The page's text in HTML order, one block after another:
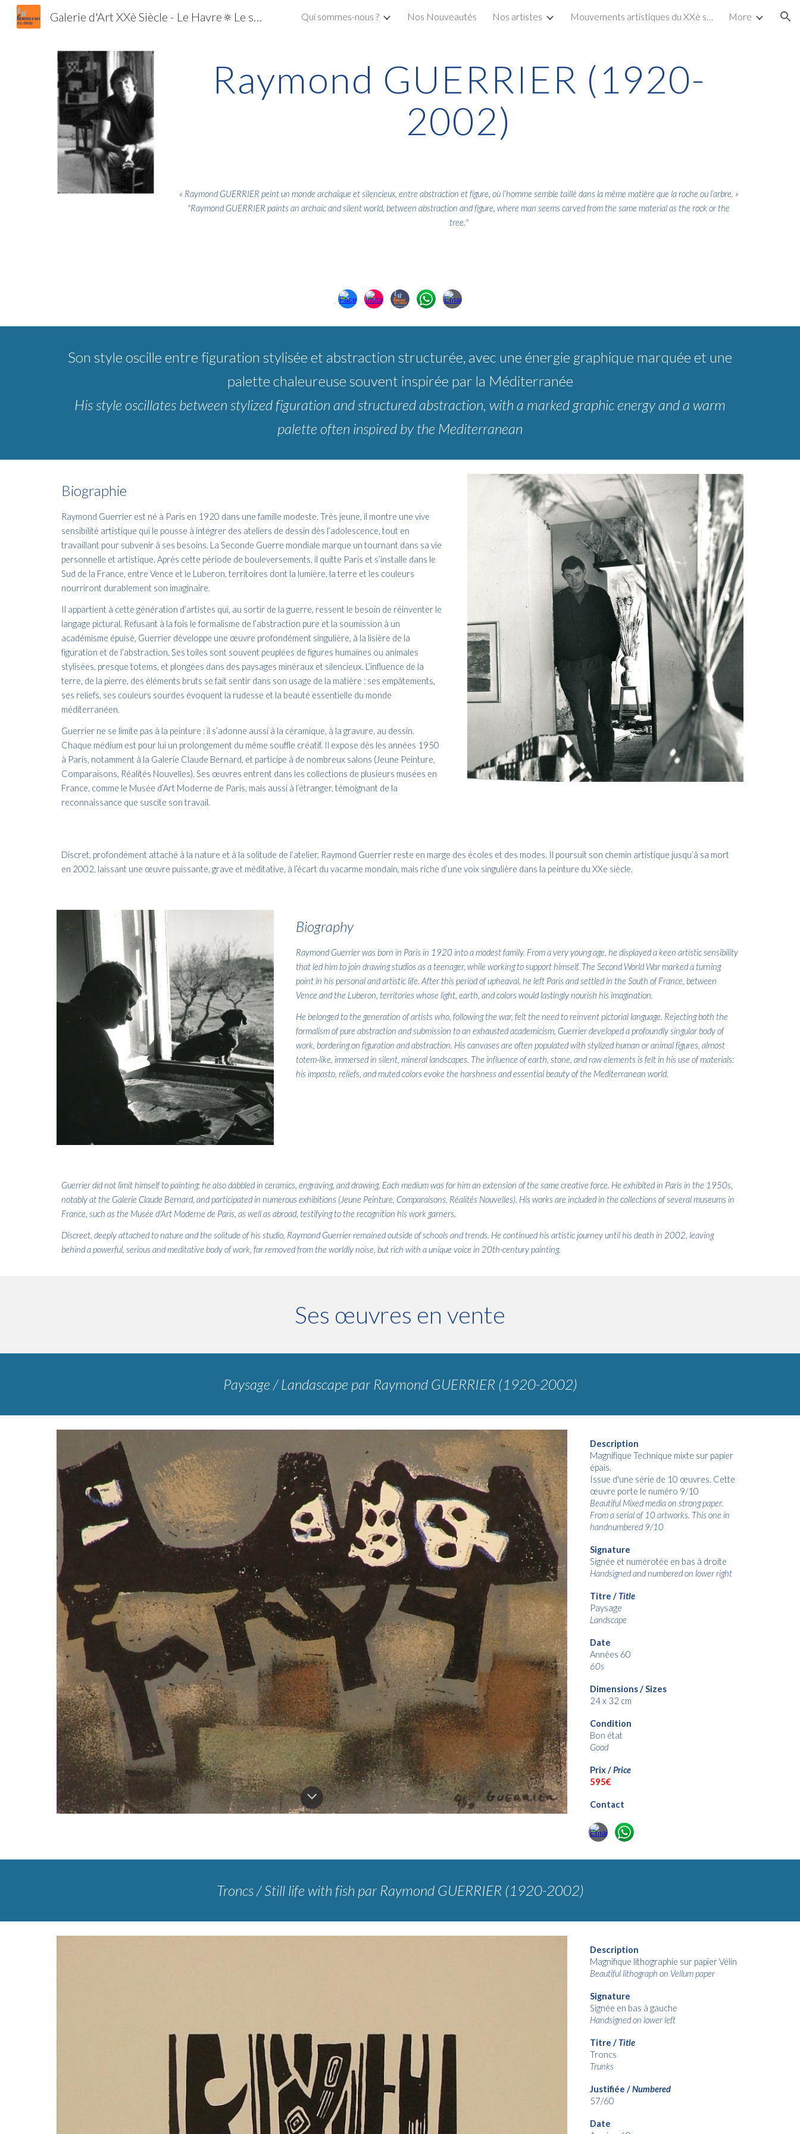
Skip to main content Skip to navigation
Galerie d'Art XXè Siècle - Le Havre🔅Le spécialiste de l'Ecole de Paris et de la Jeune Peinture | Tableaux | Estampes | Lithographies | Gravures Qui sommes-nous ? Nos Nouveautés Nos artistes Mouvements artistiques du XXè siècle More
Raymond GUERRIER (1920-
2002)
« Raymond GUERRIER peint un monde archaïque et silencieux, entre abstraction et figure, où l’homme semble taillé dans la même matière que la roche ou l’arbre. »
"Raymond GUERRIER paints an archaic and silent world, between abstraction and figure, where man seems carved from the same material as the rock or the
tree."
Son style oscille entre figuration stylisée et abstraction structurée, avec une énergie graphique marquée et une
palette chaleureuse souvent inspirée par la Méditerranée
His style oscillates between stylized figuration and structured abstraction, with a marked graphic energy and a warm
palette often inspired by the Mediterranean
Biographie
Raymond Guerrier est né à Paris en 1920 dans une famille modeste. Très jeune, il montre une vive
sensibilité artistique qui le pousse à intégrer des ateliers de dessin dès l’adolescence, tout en
travaillant pour subvenir à ses besoins. La Seconde Guerre mondiale marque un tournant dans sa vie
personnelle et artistique. Après cette période de bouleversements, il quitte Paris et s’installe dans le
Sud de la France, entre Vence et le Luberon, territoires dont la lumière, la terre et les couleurs
nourriront durablement son imaginaire.
Il appartient à cette génération d’artistes qui, au sortir de la guerre, ressent le besoin de réinventer le
langage pictural. Refusant à la fois le formalisme de l’abstraction pure et la soumission à un
académisme épuisé, Guerrier développe une œuvre profondément singulière, à la lisière de la
figuration et de l’abstraction. Ses toiles sont souvent peuplées de figures humaines ou animales
stylisées, presque totems, et plongées dans des paysages minéraux et silencieux. L’influence de la
terre, de la pierre, des éléments bruts se fait sentir dans son usage de la matière : ses empâtements,
ses reliefs, ses couleurs sourdes évoquent la rudesse et la beauté essentielle du monde
méditerranéen.
Guerrier ne se limite pas à la peinture : il s’adonne aussi à la céramique, à la gravure, au dessin.
Chaque médium est pour lui un prolongement du même souffle créatif. Il expose dès les années 1950
à Paris, notamment à la Galerie Claude Bernard, et participe à de nombreux salons (Jeune Peinture,
Comparaisons, Réalités Nouvelles). Ses œuvres entrent dans les collections de plusieurs musées en
France, comme le Musée d’Art Moderne de Paris, mais aussi à l’étranger, témoignant de la
reconnaissance que suscite son travail.
Discret, profondément attaché à la nature et à la solitude de l’atelier, Raymond Guerrier reste en marge des écoles et des modes. Il poursuit son chemin artistique jusqu’à sa mort
en 2002, laissant une œuvre puissante, grave et méditative, à l’écart du vacarme mondain, mais riche d’une voix singulière dans la peinture du XXe siècle.
Biography
Raymond Guerrier was born in Paris in 1920 into a modest family. From a very young age, he displayed a keen artistic sensibility
that led him to join drawing studios as a teenager, while working to support himself. The Second World War marked a turning
point in his personal and artistic life. After this period of upheaval, he left Paris and settled in the South of France, between
Vence and the Luberon, territories whose light, earth, and colors would lastingly nourish his imagination.
He belonged to the generation of artists who, following the war, felt the need to reinvent pictorial language. Rejecting both the
formalism of pure abstraction and submission to an exhausted academicism, Guerrier developed a profoundly singular body of
work, bordering on figuration and abstraction. His canvases are often populated with stylized human or animal figures, almost
totem-like, immersed in silent, mineral landscapes. The influence of earth, stone, and raw elements is felt in his use of materials:
his impasto, reliefs, and muted colors evoke the harshness and essential beauty of the Mediterranean world.
Guerrier did not limit himself to painting: he also dabbled in ceramics, engraving, and drawing. Each medium was for him an extension of the same creative force. He exhibited in Paris in the 1950s,
notably at the Galerie Claude Bernard, and participated in numerous exhibitions (Jeune Peinture, Comparaisons, Réalités Nouvelles). His works are included in the collections of several museums in
France, such as the Musée d'Art Moderne de Paris, as well as abroad, testifying to the recognition his work garners.
Discreet, deeply attached to nature and the solitude of his studio, Raymond Guerrier remained outside of schools and trends. He continued his artistic journey until his death in 2002, leaving
behind a powerful, serious and meditative body of work, far removed from the worldly noise, but rich with a unique voice in 20th-century painting.
Ses œuvres en vente
Paysage / Landascape par Raymond GUERRIER (1920-2002)
Description
Magnifique Technique mixte sur papier
épais.
Issue d'une série de 10 œuvres. Cette
œuvre porte le numéro 9/10
Beautiful Mixed media on strong paper.
From a serial of 10 artworks. This one in
handnumbered 9/10
Signature
Signée et numérotée en bas à droite
Handsigned and numbered on lower right
Titre /Title
Paysage
Landscape
Date
Années 60
60s
Dimensions / Sizes
24 x 32 cm
Condition
Bon état
Good
Prix /Price
595€
Contact
Troncs / Still life with fish par Raymond GUERRIER (1920-2002)
Description
Magnifique lithographie sur papier Vélin
Beautiful lithograph on Vellum paper
Signature
Signée en bas à gauche
Handsigned on lower left
Titre /Title
Troncs
Trunks
Justifiée /Numbered
57/60
Date